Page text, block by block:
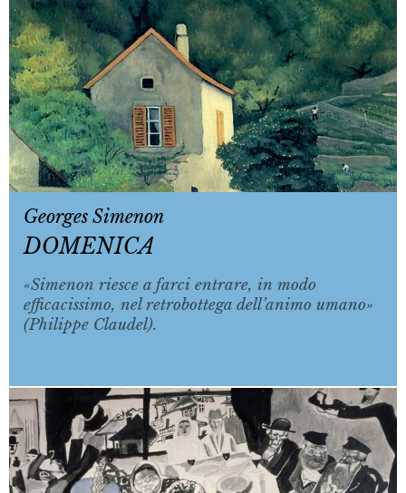
Georges Simenon
DOMENICA
«Simenon riesce a farci entrare, in modo
efficacissimo, nel retrobottega dell’animo umano»
(Philippe Claudel).